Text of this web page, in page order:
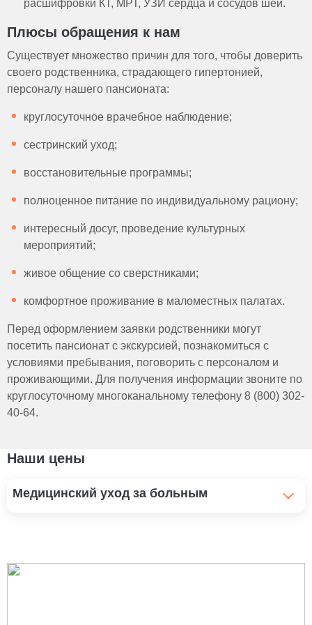
расшифровки КТ, МРТ, УЗИ сердца и сосудов шеи.
Плюсы обращения к нам
Существует множество причин для того, чтобы доверить
своего родственника, страдающего гипертонией,
персоналу нашего пансионата:
круглосуточное врачебное наблюдение;
сестринский уход;
восстановительные программы;
полноценное питание по индивидуальному рациону;
интересный досуг, проведение культурных
мероприятий;
живое общение со сверстниками;
комфортное проживание в маломестных палатах.
Перед оформлением заявки родственники могут
посетить пансионат с экскурсией, познакомиться с
условиями пребывания, поговорить с персоналом и
проживающими. Для получения информации звоните по
круглосуточному многоканальному телефону 8 (800) 302-
40-64.
Наши цены
Медицинский уход за больным
Уход за больным рожей